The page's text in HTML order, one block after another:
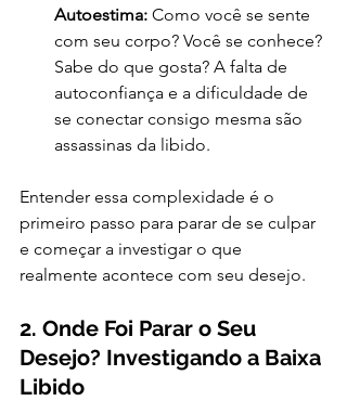
Autoestima: Como você se sente
com seu corpo? Você se conhece?
Sabe do que gosta? A falta de
autoconfiança e a dificuldade de
se conectar consigo mesma são
assassinas da libido.
Entender essa complexidade é o
primeiro passo para parar de se culpar
e começar a investigar o que
realmente acontece com seu desejo.
2. Onde Foi Parar o Seu
Desejo? Investigando a Baixa
Libido